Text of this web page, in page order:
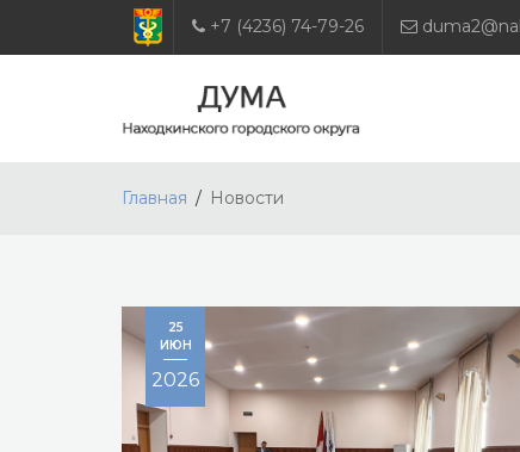
+7 (4236) 74-79-26
Главная Новости
25
ИЮН
2026